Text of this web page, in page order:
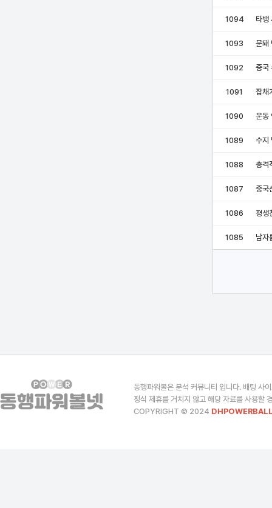
1094 타뱅
1093 문돼
1092 중국
1091 잡채
1090 운동
1089 수지
1088 충격
1087 중국
1086 평생
1085 남자
동행파워볼은 분석 커뮤니티 입니다. 배팅 사
정식 제휴를 거치지 않고 해당 자료를 사용할
COPYRIGHT © 2024